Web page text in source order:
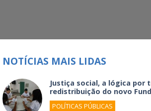
NOTÍCIAS MAIS LIDAS
Justiça social, a lógica por
redistribuição do novo
POLÍTICAS PÚBLICAS